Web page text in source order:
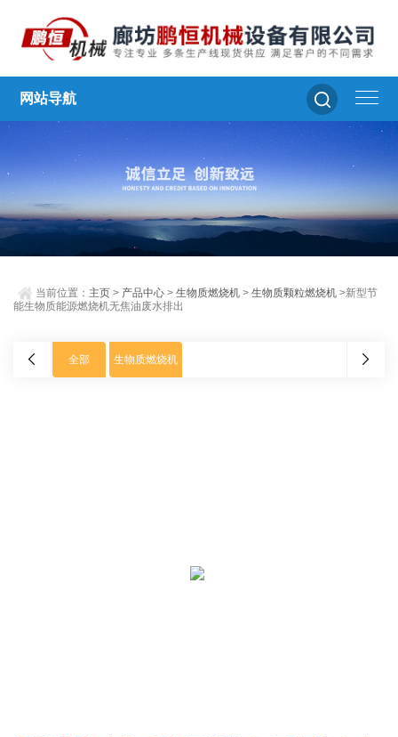
网站导航
当前位置： 主页 > 产品中心 >生物质燃烧机 >生物质颗粒燃烧机 >新型节
能生物质能源燃烧机无焦油废水排出
全部 生物质燃烧机